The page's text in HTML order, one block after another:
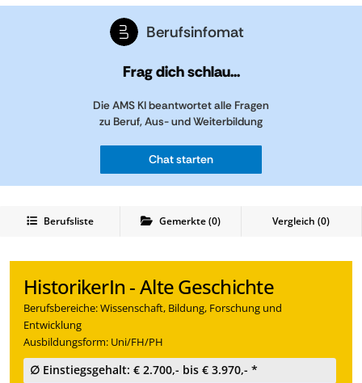
Berufsinfomat
Frag dich schlau...
Die AMS KI beantwortet alle Fragen
zu Beruf, Aus- und Weiterbildung
Chat starten
Berufsliste Gemerkte(0) Vergleich (0)
HistorikerIn - Alte Geschichte
Berufsbereiche: Wissenschaft, Bildung, Forschung und
Entwicklung
Ausbildungsform: Uni/FH/PH
∅ Einstiegsgehalt: € 2.700,- bis € 3.970,- *